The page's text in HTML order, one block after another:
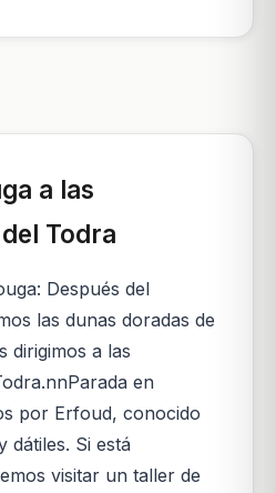
a las
Todra
Después del
las dunas doradas de
dirigimos a las
en
por Erfoud, conocido
dátiles. Si está
visitar un taller de